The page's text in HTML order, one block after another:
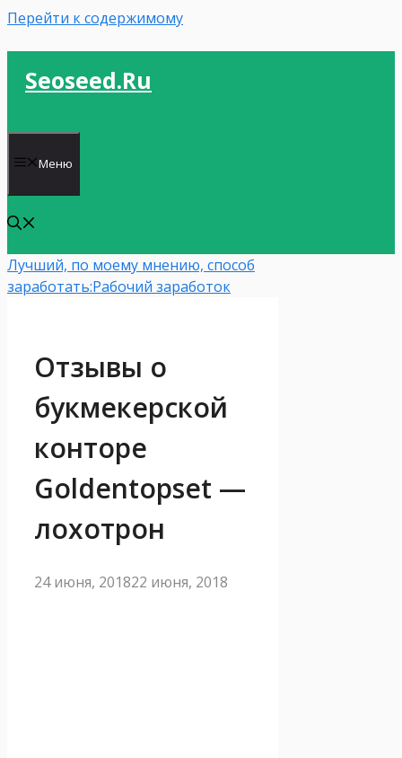
Перейти к содержимому
Seoseed.ru
Меню
Лучший, по моему мнению, способ
заработать:Рабочий заработок
Отзывы о
букмекерской
конторе
Goldentopset —
лохотрон
24 июня, 201822 июня, 2018